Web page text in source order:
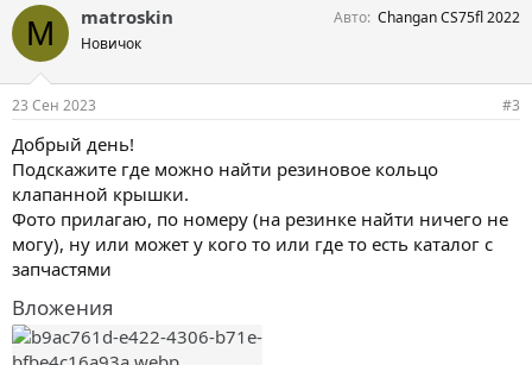
M matroskin
Новичок
Авто Changan CS75fl 2022
23 Сен 2023 #3
Добрый день!
Подскажите где можно найти резиновое кольцо
клапанной крышки.
Фото прилагаю, по номеру (на резинке найти ничего не
могу), ну или может у кого то или где то есть каталог с
запчастями
Вложения